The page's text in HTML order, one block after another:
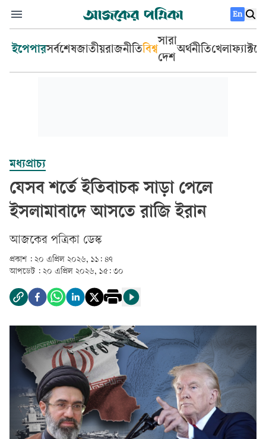
En
ইপেপারসর্বশেষজাতীয়রাজনীতিবিশ্ব
সারা
দেশ
অর্থনীতিখেলা
মধ্যপ্রাচ্য
যেসব শর্তে ইতিবাচক সাড়া পেলে
ইসলামাবাদে আসতে রাজি ইরান
আজকের পত্রিকা ডেস্ক­
প্রকাশ : ২০ এপ্রিল ২০২৬, ১১: ৪৭
আপডেট : ২০ এপ্রিল ২০২৬, ১৫: ৩০